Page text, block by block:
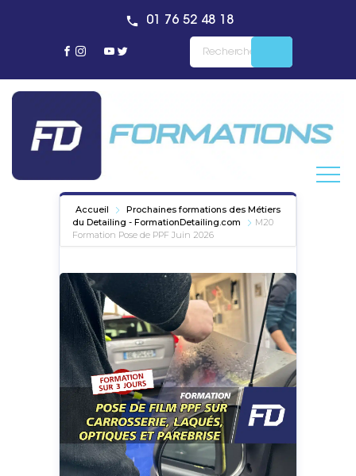
01 76 52 48 18
Accueil
Prochaines formations des Métiers
du Detailing - FormationDetailing.com
M20
Formation Pose de PPF Juin 2026